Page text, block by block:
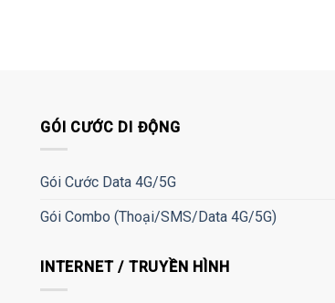
GÓI CƯỚC DI ĐỘNG
Gói Cước Data 4G/5G
Gói Combo (Thoại/SMS/Data 4G/5G)
INTERNET / TRUYỀN HÌNH